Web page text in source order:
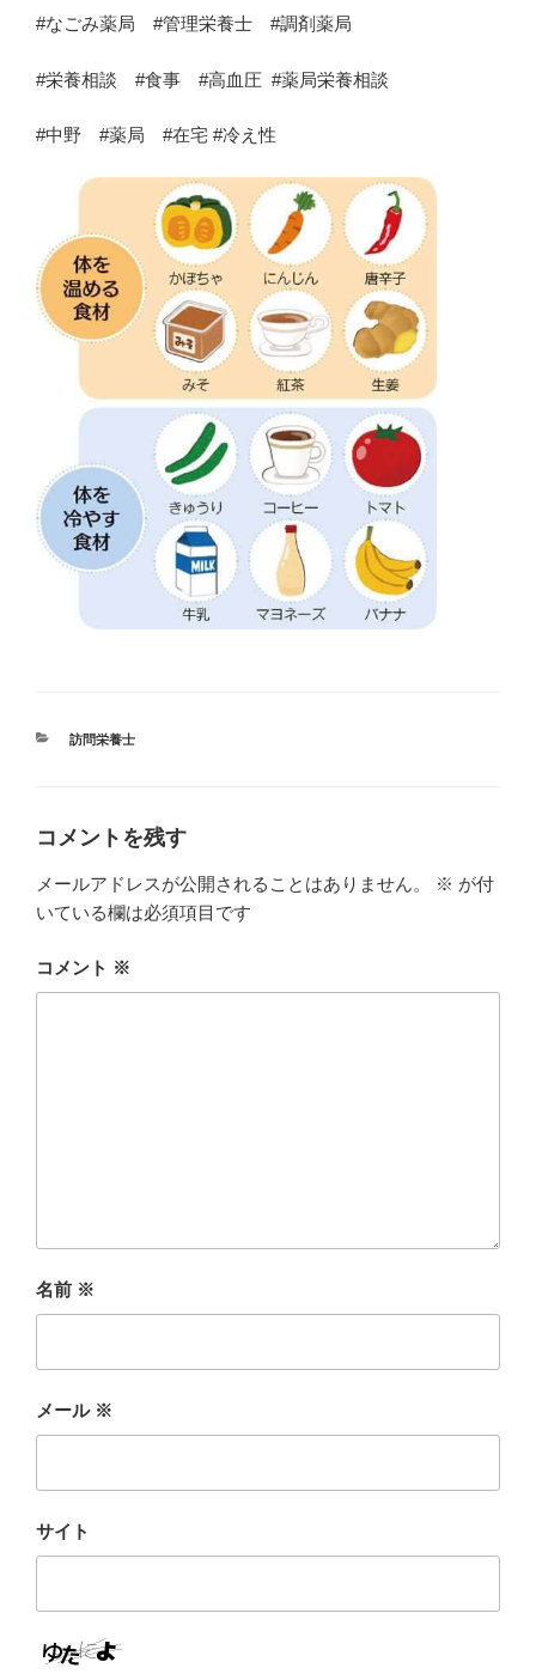
#なごみ薬局 #管理栄養士 #調剤薬局
#栄養相談 #食事 #高血圧 #薬局栄養相談
#中野 #薬局 #在宅 #冷え性
カ
訪問栄養士
コメントを残す
メールアドレスが公開されることはありません。 ※ が付
いている欄は必須項目です
コメント ※
名前 ※
メール ※
サイト